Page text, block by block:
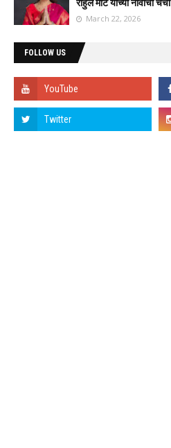
राहुल मोटे यांच्या नावाची चर्चा
March 22, 2026
FOLLOW US